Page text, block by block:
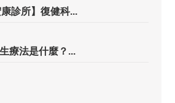
診所】復健科...
療法是什麼？...